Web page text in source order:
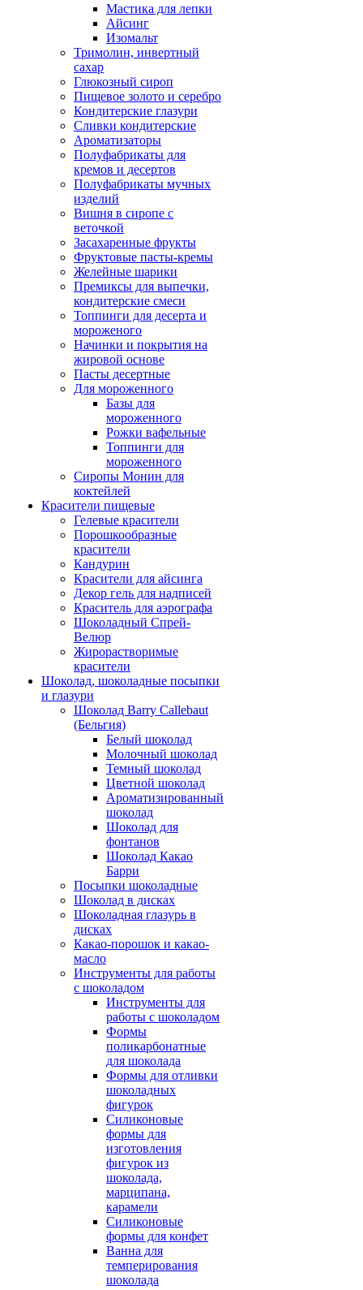
Мастика для лепки
Айсинг
Изомальт
Тримолин, инвертный
сахар
Глюкозный сироп
Пищевое золото и серебро
Кондитерские глазури
Сливки кондитерские
Ароматизаторы
Полуфабрикаты для
кремов и десертов
Полуфабрикаты мучных
изделий
Вишня в сиропе с
веточкой
Засахаренные фрукты
Фруктовые пасты-кремы
Желейные шарики
Премиксы для выпечки,
кондитерские смеси
Топпинги для десерта и
мороженого
Начинки и покрытия на
жировой основе
Пасты десертные
Для мороженного
Базы для
мороженного
Рожки вафельные
Топпинги для
мороженного
Сиропы Монин для
коктейлей
Красители пищевые
Гелевые красители
Порошкообразные
красители
Кандурин
Красители для айсинга
Декор гель для надписей
Краситель для аэрографа
Шоколадный Спрей-
Велюр
Жирорастворимые
красители
Шоколад, шоколадные посыпки
и глазури
Шоколад Barry Callebaut
(Бельгия)
Белый шоколад
Молочный шоколад
Темный шоколад
Цветной шоколад
Ароматизированный
шоколад
Шоколад для
фонтанов
Шоколад Какао
Барри
Посыпки шоколадные
Шоколад в дисках
Шоколадная глазурь в
дисках
Какао-порошок и какао-
масло
Инструменты для работы
с шоколадом
Инструменты для
работы с шоколадом
Формы
поликарбонатные
для шоколада
Формы для отливки
шоколадных
фигурок
Силиконовые
формы для
изготовления
фигурок из
шоколада,
марципана,
карамели
Силиконовые
формы для конфет
Ванна для
темперирования
шоколада